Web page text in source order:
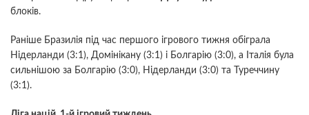
блоків.
Раніше Бразилія під час першого ігрового тижня обіграла
Нідерланди (3:1), Домінікану (3:1) і Болгарію (3:0), а Італія була
сильнішою за Болгарію (3:0), Нідерланди (3:0) та Туреччину
(3:1).